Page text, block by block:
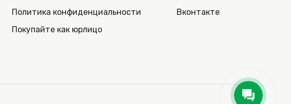
Политика конфиденциальности
Покупайте как юрлицо
Вконтакте